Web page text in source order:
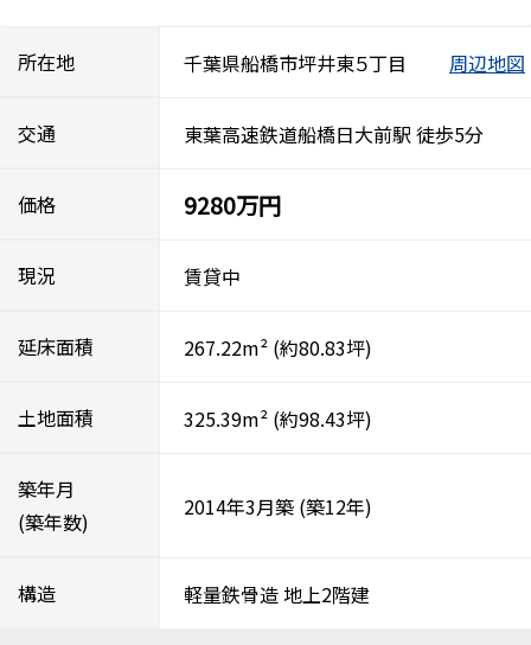
所在地 千葉県船橋市坪井東５丁目 周辺地図
交通 東葉高速鉄道船橋日大前駅 徒歩5分
価格 9280万円
現況 賃貸中
延床面積 267.22m² (約80.83坪)
土地面積 325.39m² (約98.43坪)
築年月
(築年数)
2014年3月築 (築12年)
構造 軽量鉄骨造地上2階建